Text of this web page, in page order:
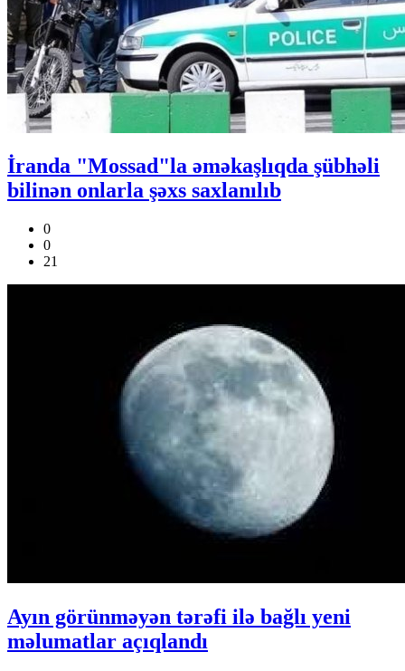
İranda "Mossad"la əməkaşlıqda şübhəli
bilinən onlarla şəxs saxlanılıb
0
0
21
Ayın görünməyən tərəfi ilə bağlı yeni
məlumatlar açıqlandı